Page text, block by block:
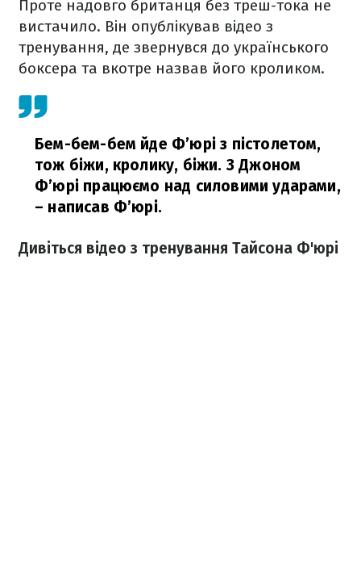
Проте надовго британця без треш-тока не
вистачило. Він опублікував відео з
тренування, де звернувся до українського
боксера та вкотре назвав його кроликом.
Бем-бем-бем йде Ф’юрі з пістолетом,
тож біжи, кролику, біжи. З Джоном
Ф’юрі працюємо над силовими ударами,
– написав Ф’юрі.
Дивіться відео з тренування Тайсона Ф'юрі